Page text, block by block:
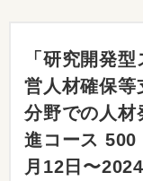
「研究開発
営人材確保等
分野での人材
進コース 500
月12日〜